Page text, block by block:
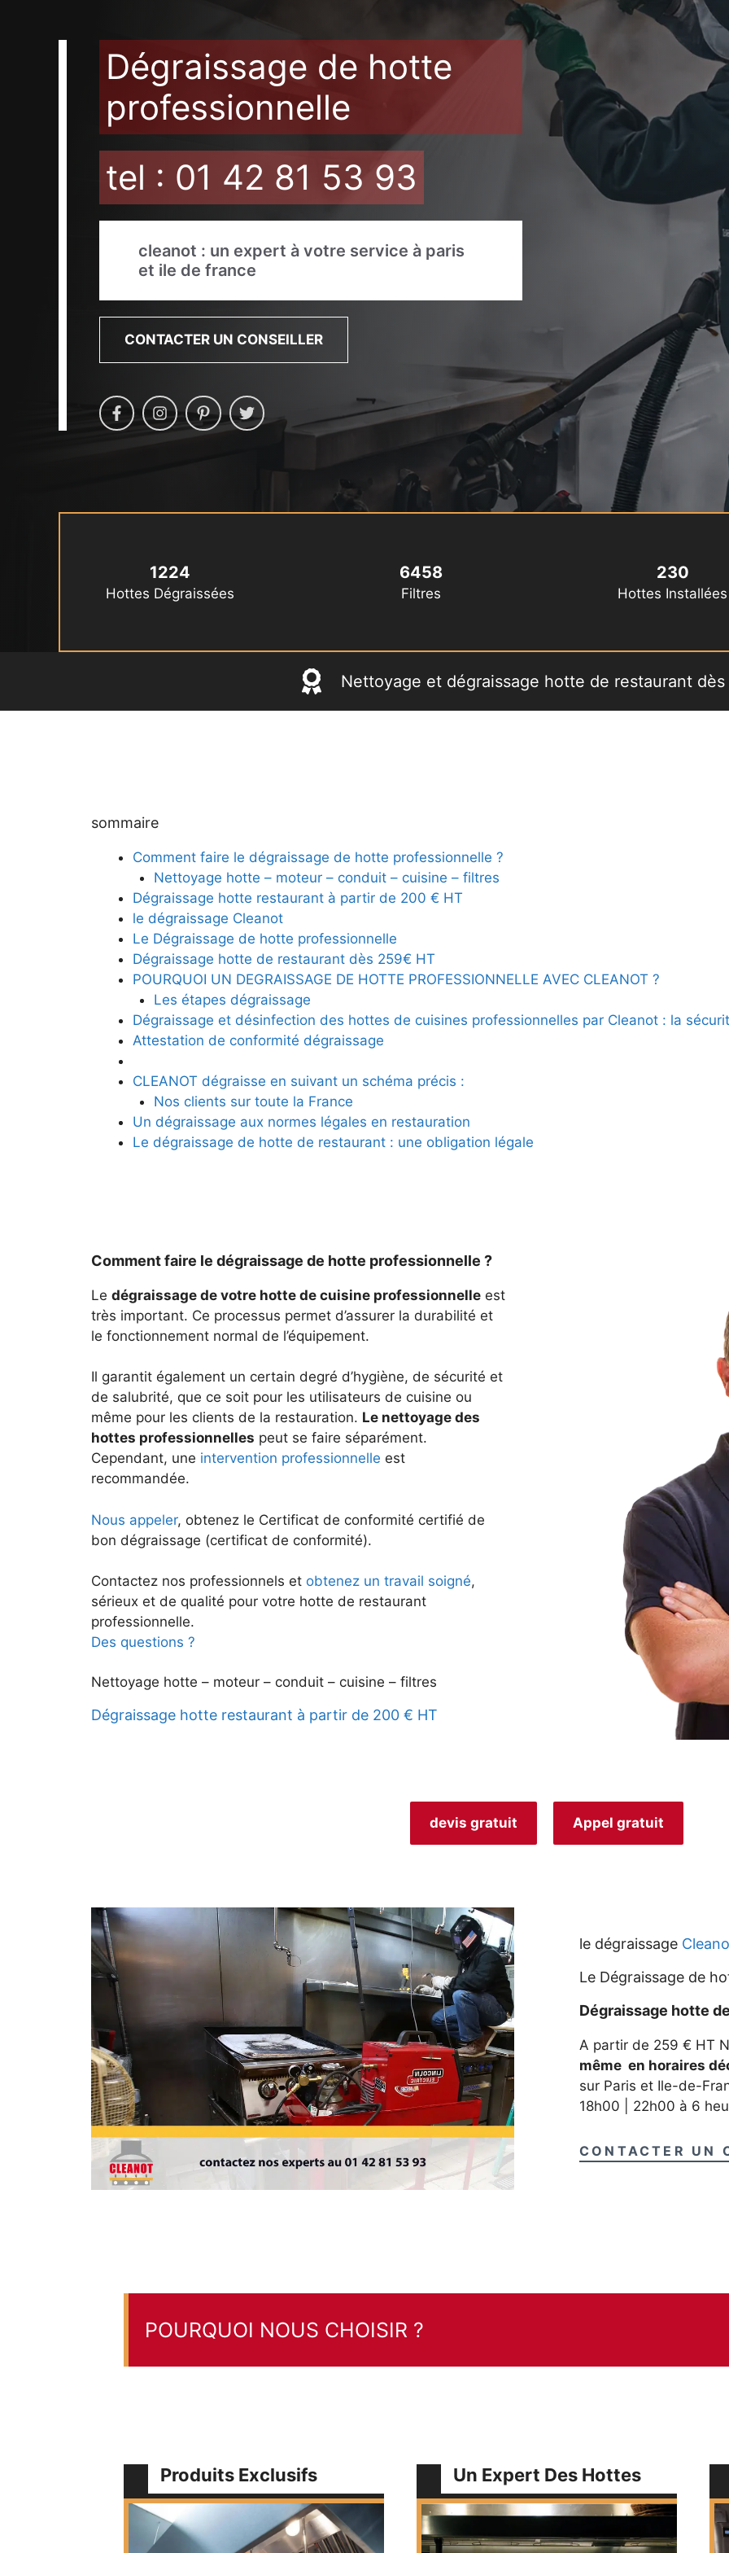
Dégraissage de hotte
professionnelle
tel : 01 42 81 53 93
cleanot : un expert à votre service à paris
et ile de france
CONTACTER UN CONSEILLER
1224
Hottes Dégraissées
6458
Filtres
230
Hottes Installées
Nettoyage et dégraissage hotte de restaurant dès
sommaire
Comment faire le dégraissage de hotte professionnelle ?
Nettoyage hotte – moteur – conduit – cuisine – filtres
Dégraissage hotte restaurant à partir de 200 € HT
le dégraissage Cleanot
Le Dégraissage de hotte professionnelle
Dégraissage hotte de restaurant dès 259€ HT
POURQUOI UN DEGRAISSAGE DE HOTTE PROFESSIONNELLE AVEC CLEANOT ?
Les étapes dégraissage
Dégraissage et désinfection des hottes de cuisines professionnelles par Cleanot : la
Attestation de conformité dégraissage
CLEANOT dégraisse en suivant un schéma précis :
Nos clients sur toute la France
Un dégraissage aux normes légales en restauration
Le dégraissage de hotte de restaurant : une obligation légale
Comment faire le dégraissage de hotte professionnelle ?
Le dégraissage de votre hotte de cuisine professionnelle est
très important. Ce processus permet d’assurer la durabilité et
le fonctionnement normal de l’équipement.
Il garantit également un certain degré d’hygiène, de sécurité et
de salubrité, que ce soit pour les utilisateurs de cuisine ou
même pour les clients de la restauration. Le nettoyage des
hottes professionnelles peut se faire séparément.
Cependant, une intervention professionnelle est
recommandée.
Nous appeler, obtenez le Certificat de conformité certifié de
bon dégraissage (certificat de conformité).
Contactez nos professionnels et obtenez un travail soigné,
sérieux et de qualité pour votre hotte de restaurant
professionnelle.
Des questions ?
Nettoyage hotte – moteur – conduit – cuisine – filtres
Dégraissage hotte restaurant à partir de 200 € HT
devis gratuit Appel gratuit
le dégraissage
Le Dégraissage de
Dégraissage hotte
A partir de 259 € HT
même en horaires
sur Paris et Ile-de-
18h00 | 22h00 à 6
CONTACTER UN
POURQUOI NOUS CHOISIR ?
Produits Exclusifs Un Expert Des Hottes